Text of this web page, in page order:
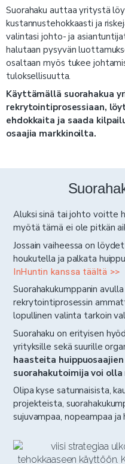
Suorahaku auttaa yritystä
kustannustehokkaasti ja
valintasi johto- ja
halutaan pysyvän
osaltaan myös tukee
tuloksellisuutta.
Käyttämällä suorahakua
rekrytointiprosessiaan,
ehdokkaita ja saada
osaajia markkinoilta.
Aluksi sinä tai johto voitte
myötä tämä ei ole pitkän
Jossain vaiheessa on
houkutella ja palkata
InHuntin kanssa täältä >>
Suorahakukumppanin
rekrytointiprosessin
lopullinen valinta tarkoin
Suorahaku on erityisen
yrityksille sekä suurille
haasteita
suorahakutoimija voi
Olipa kyse satunnaisista,
projekteista,
sujuvampaa, nopeampaa ja